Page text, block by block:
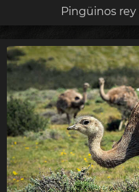
Pingüinos rey